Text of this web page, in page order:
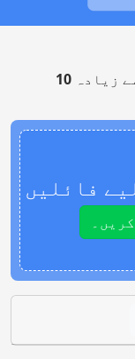
زیادہ 10
فائلیں